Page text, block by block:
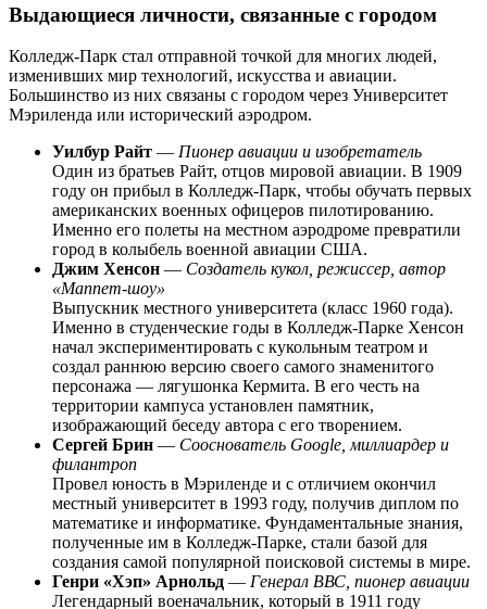
Выдающиеся личности, связанные с городом
Колледж-Парк стал отправной точкой для многих людей,
изменивших мир технологий, искусства и авиации.
Большинство из них связаны с городом через Университет
Мэриленда или исторический аэродром.
Уилбур Райт — Пионер авиации и изобретатель
Один из братьев Райт, отцов мировой авиации. В 1909
году он прибыл в Колледж-Парк, чтобы обучать первых
американских военных офицеров пилотированию.
Именно его полеты на местном аэродроме превратили
город в колыбель военной авиации США.
Джим Хенсон — Создатель кукол, режиссер, автор
«Маппет-шоу»
Выпускник местного университета (класс 1960 года).
Именно в студенческие годы в Колледж-Парке Хенсон
начал экспериментировать с кукольным театром и
создал раннюю версию своего самого знаменитого
персонажа — лягушонка Кермита. В его честь на
территории кампуса установлен памятник,
изображающий беседу автора с его творением.
Сергей Брин — Сооснователь Google, миллиардер и
филантроп
Провел юность в Мэриленде и с отличием окончил
местный университет в 1993 году, получив диплом по
математике и информатике. Фундаментальные знания,
полученные им в Колледж-Парке, стали базой для
создания самой популярной поисковой системы в мире.
Генри «Хэп» Арнольд — Генерал ВВС, пионер авиации
Легендарный военачальник, который в 1911 году